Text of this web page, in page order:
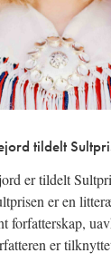
tildelt
er tildelt
er en
forfatterskap,
er